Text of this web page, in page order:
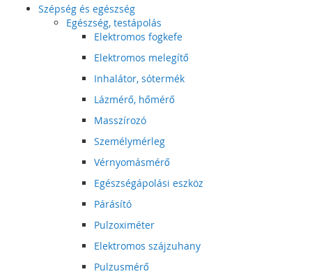
Szépség és egészség
Egészség, testápolás
Elektromos fogkefe
Elektromos melegítő
Inhalátor, sótermék
Lázmérő, hőmérő
Masszírozó
Személymérleg
Vérnyomásmérő
Egészségápolási eszköz
Párásító
Pulzoximéter
Elektromos szájzuhany
Pulzusmérő